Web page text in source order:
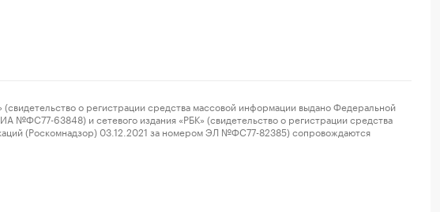
о регистрации средства массовой информации выдано Федеральной
№ФС77-63848) и сетевого издания «РБК» (свидетельство о регистрации средства
(Роскомнадзор) 03.12.2021 за номером ЭЛ №ФС77-82385) сопровождаются